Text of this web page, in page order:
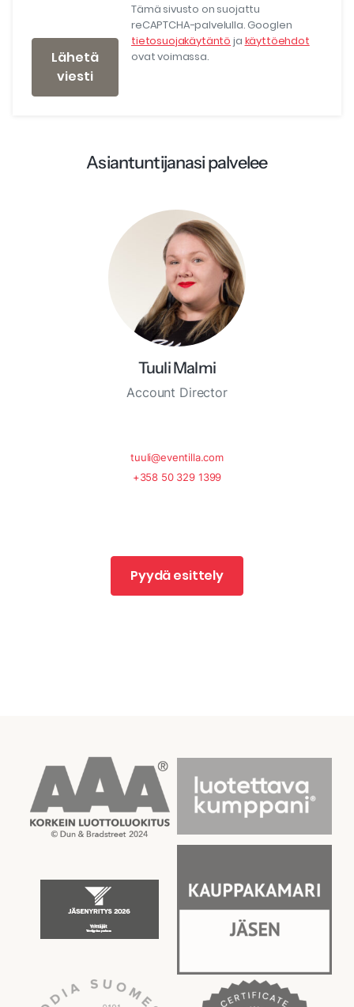
Lähetä
viesti
Tämä sivusto on suojattu
reCAPTCHA-palvelulla. Googlen
tietosuojakäytäntö ja käyttöehdot
ovat voimassa.
Asiantuntijanasi palvelee
Tuuli Malmi
Account Director
tuuli@eventilla.com
+358 50 329 1399
Pyydä esittely